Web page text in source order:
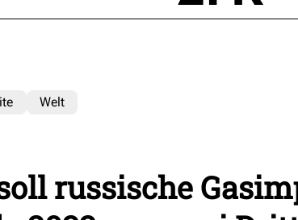
Welt
russische